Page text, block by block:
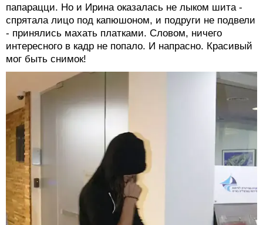
папарацци. Но и Ирина оказалась не лыком шита -
спрятала лицо под капюшоном, и подруги не подвели
- принялись махать платками. Словом, ничего
интересного в кадр не попало. И напрасно. Красивый
мог быть снимок!